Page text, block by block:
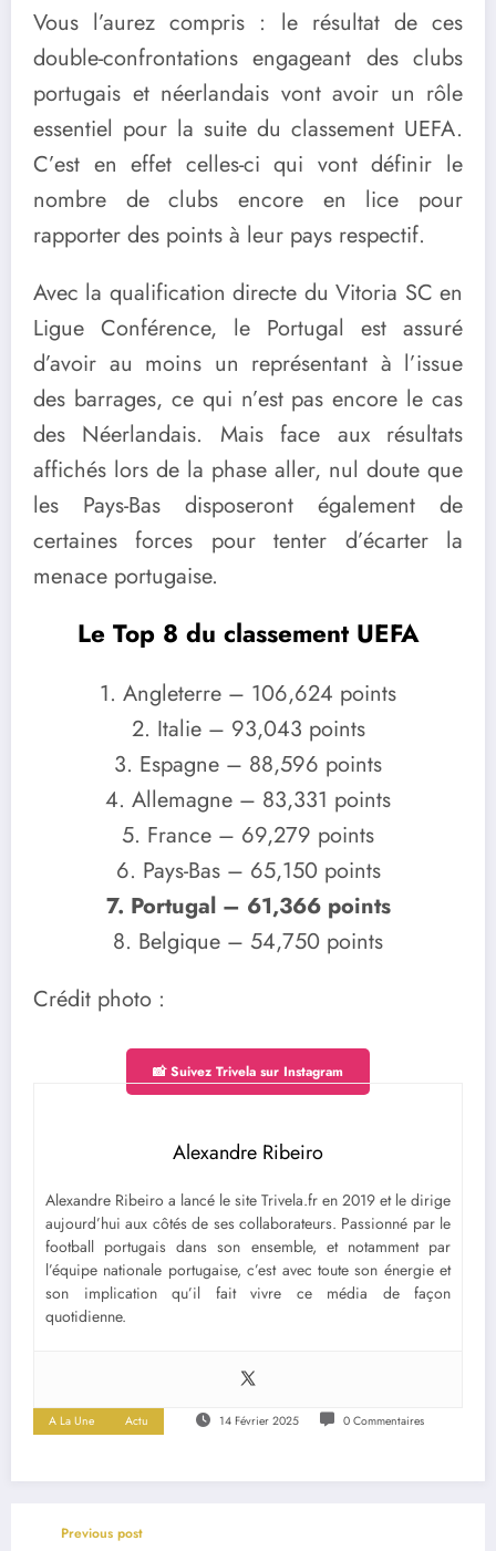
Vous l’aurez compris : le résultat de ces
double-confrontations engageant des clubs
portugais et néerlandais vont avoir un rôle
essentiel pour la suite du classement UEFA.
C’est en effet celles-ci qui vont définir le
nombre de clubs encore en lice pour
rapporter des points à leur pays respectif.
Avec la qualification directe du Vitoria SC en
Ligue Conférence, le Portugal est assuré
d’avoir au moins un représentant à l’issue
des barrages, ce qui n’est pas encore le cas
des Néerlandais. Mais face aux résultats
affichés lors de la phase aller, nul doute que
les Pays-Bas disposeront également de
certaines forces pour tenter d’écarter la
menace portugaise.
Le Top 8 du classement UEFA
1. Angleterre – 106,624 points
2. Italie – 93,043 points
3. Espagne – 88,596 points
4. Allemagne – 83,331 points
5. France – 69,279 points
6. Pays-Bas – 65,150 points
7. Portugal – 61,366 points
8. Belgique – 54,750 points
Crédit photo :
📸 Suivez Trivela sur Instagram
Alexandre Ribeiro
Alexandre Ribeiro a lancé le site Trivela.fr en 2019 et le dirige
aujourd’hui aux côtés de ses collaborateurs. Passionné par le
football portugais dans son ensemble, et notamment par
l’équipe nationale portugaise, c’est avec toute son énergie et
son implication qu’il fait vivre ce média de façon
quotidienne.
A La Une Actu 14 Février 2025 0 Commentaires
Previous post